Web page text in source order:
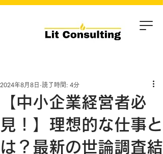
【中小企業経営者必
見！】理想的な仕事と
は？最新の世論調査結
2024年8月8日 読了時間: 4分